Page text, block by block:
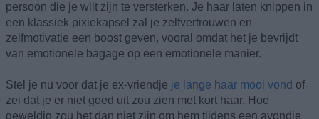
persoon die je wilt zijn te versterken. Je haar laten knippen in
een klassiek pixiekapsel zal je zelfvertrouwen en
zelfmotivatie een boost geven, vooral omdat het je bevrijdt
van emotionele bagage op een emotionele manier.
Stel je nu voor dat je ex-vriendje je lange haar mooi vond of
zei dat je er niet goed uit zou zien met kort haar. Hoe
geweldig zou het dan niet zijn om hem tijdens een avondje